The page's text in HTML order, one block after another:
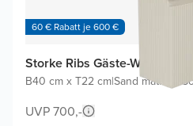
60 € Rabatt je 600 €
Storke Ribs Gäste-WC
B40 cm x T22 cm|Sand mat|Top
UVP 700,-